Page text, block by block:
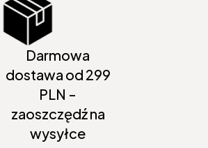
Darmowa
dostawa od 299
PLN -
zaoszczędź na
wysyłce